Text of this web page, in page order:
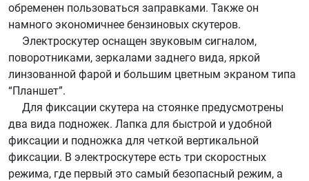
обременен пользоваться заправками. Также он
намного экономичнее бензиновых скутеров.
Электроскутер оснащен звуковым сигналом,
поворотниками, зеркалами заднего вида, яркой
линзованной фарой и большим цветным экраном типа
“Планшет”.
Для фиксации скутера на стоянке предусмотрены
два вида подножек. Лапка для быстрой и удобной
фиксации и подножка для четкой вертикальной
фиксации. В электроскутере есть три скоростных
режима, где первый это самый безопасный режим, а